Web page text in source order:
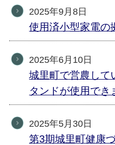
2025年9月8日
使用済小型家電の
2025年6月10日
城里町で営農して
タンドが使用でき
2025年5月30日
第3期城里町健康